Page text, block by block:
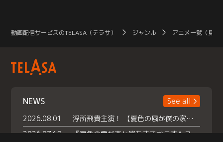
動画配信サービスのTELASA（テラサ） ジャンル アニメ一覧（見放
NEWS
See all
2026.08.01
浮所飛貴主演！ 【夏色の風が僕の家にやってきた】 本日よりテラサで独占配信スタート！
2026.07.18
『夏色の雲が恋と嵐をまきおこす』スペシャルメイキング 【Part1】2026年７月18日（土）23時30分～配信スタート！話題のシーンの裏側を大公開！豪華キャスト大集合！ 『武宮家 真夏の家族会議』開催！